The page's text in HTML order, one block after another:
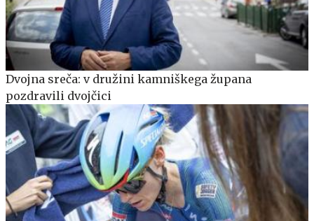
Dvojna sreča: v družini kamniškega župana
pozdravili dvojčici